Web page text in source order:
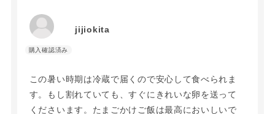
jijiokita
この暑い時期は冷蔵で届くので安心して食べられま
す。もし割れていても、すぐにきれいな卵を送って
くださいます。たまごかけご飯は最高においしいで